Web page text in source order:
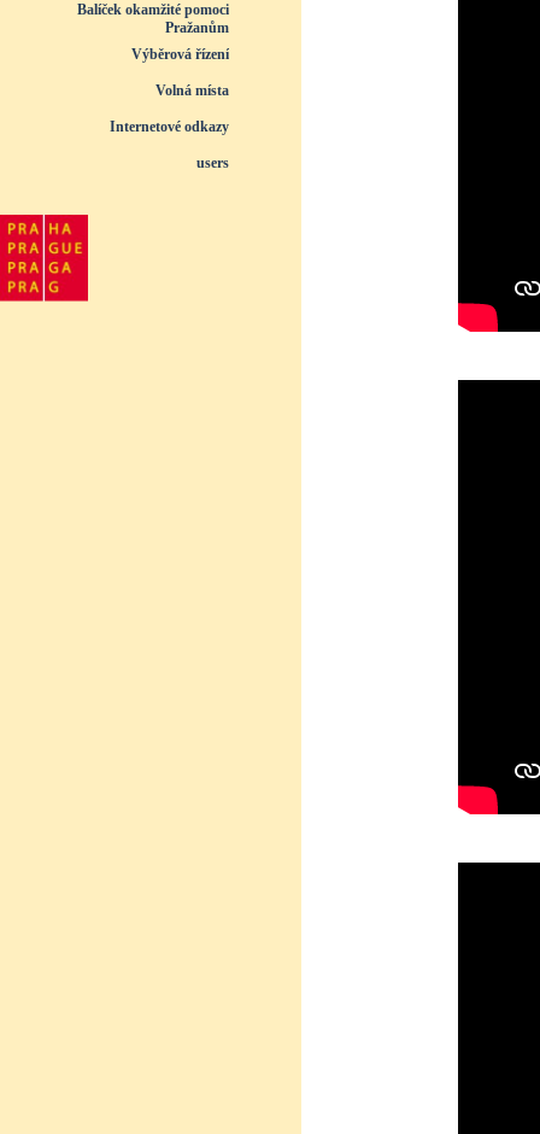
Balíček okamžité pomoci
Pražanům
Výběrová řízení
Volná místa
Internetové odkazy
users